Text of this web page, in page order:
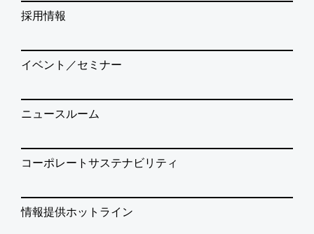
採用情報
イベント／セミナー
ニュースルーム
コーポレートサステナビリティ
情報提供ホットライン